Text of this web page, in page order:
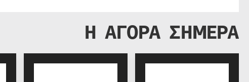
Η ΑΓΟΡΑ ΣΗΜΕΡΑ